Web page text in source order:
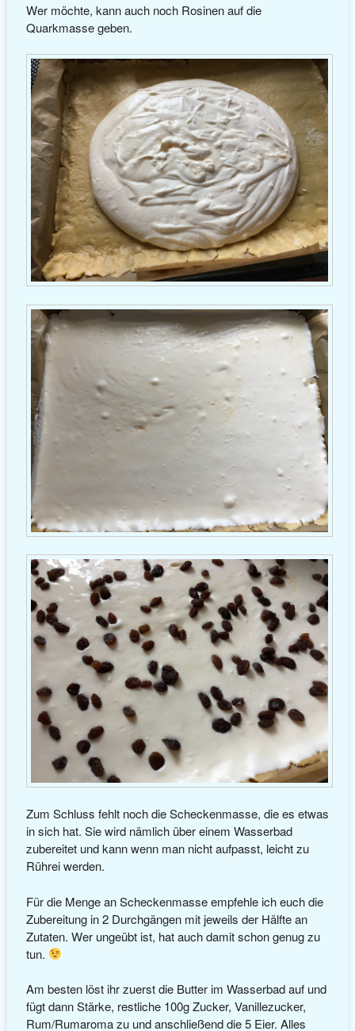
Wer möchte, kann auch noch Rosinen auf die
Quarkmasse geben.
Zum Schluss fehlt noch die Scheckenmasse, die es etwas
in sich hat. Sie wird nämlich über einem Wasserbad
zubereitet und kann wenn man nicht aufpasst, leicht zu
Rührei werden.
Für die Menge an Scheckenmasse empfehle ich euch die
Zubereitung in 2 Durchgängen mit jeweils der Hälfte an
Zutaten. Wer ungeübt ist, hat auch damit schon genug zu
tun.
Am besten löst ihr zuerst die Butter im Wasserbad auf und
fügt dann Stärke, restliche 100g Zucker, Vanillezucker,
Rum/Rumaroma zu und anschließend die 5 Eier. Alles